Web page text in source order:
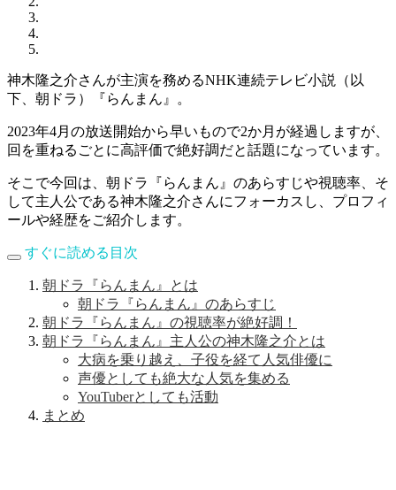
神木隆之介さんが主演を務めるNHK連続テレビ小説（以
下、朝ドラ）『らんまん』。
2023年4月の放送開始から早いもので2か月が経過しますが、
回を重ねるごとに高評価で絶好調だと話題になっています。
そこで今回は、朝ドラ『らんまん』のあらすじや視聴率、そ
して主人公である神木隆之介さんにフォーカスし、プロフィ
ールや経歴をご紹介します。
すぐに読める目次
朝ドラ『らんまん』とは
朝ドラ『らんまん』のあらすじ
朝ドラ『らんまん』の視聴率が絶好調！
朝ドラ『らんまん』主人公の神木隆之介とは
大病を乗り越え、子役を経て人気俳優に
声優としても絶大な人気を集める
YouTuberとしても活動
まとめ